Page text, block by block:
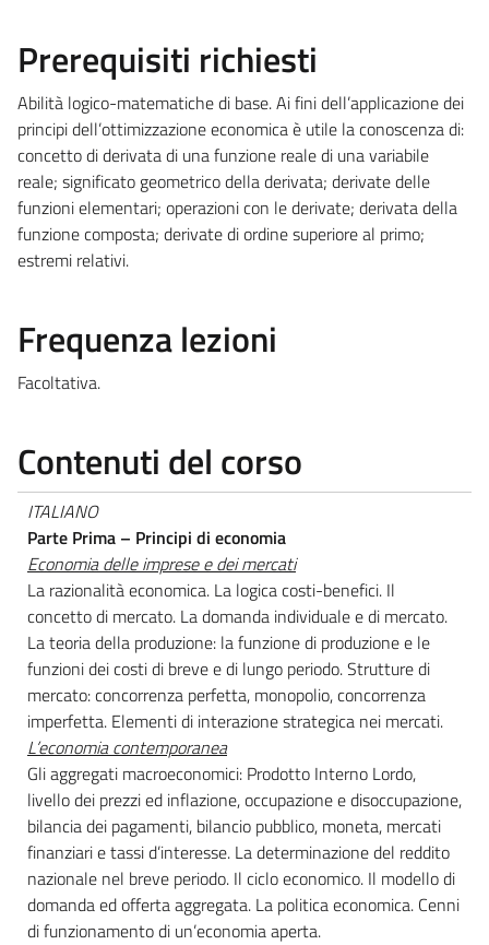
Prerequisiti richiesti
Abilità logico-matematiche di base. Ai fini dell’applicazione dei
principi dell’ottimizzazione economica è utile la conoscenza di:
concetto di derivata di una funzione reale di una variabile
reale; significato geometrico della derivata; derivate delle
funzioni elementari; operazioni con le derivate; derivata della
funzione composta; derivate di ordine superiore al primo;
estremi relativi.
Frequenza lezioni
Facoltativa.
Contenuti del corso
ITALIANO
Parte Prima – Principi di economia
Economia delle imprese e dei mercati
La razionalità economica. La logica costi-benefici. Il
concetto di mercato. La domanda individuale e di mercato.
La teoria della produzione: la funzione di produzione e le
funzioni dei costi di breve e di lungo periodo. Strutture di
mercato: concorrenza perfetta, monopolio, concorrenza
imperfetta. Elementi di interazione strategica nei mercati.
L’economia contemporanea
Gli aggregati macroeconomici: Prodotto Interno Lordo,
livello dei prezzi ed inflazione, occupazione e disoccupazione,
bilancia dei pagamenti, bilancio pubblico, moneta, mercati
finanziari e tassi d’interesse. La determinazione del reddito
nazionale nel breve periodo. Il ciclo economico. Il modello di
domanda ed offerta aggregata. La politica economica. Cenni
di funzionamento di un’economia aperta.